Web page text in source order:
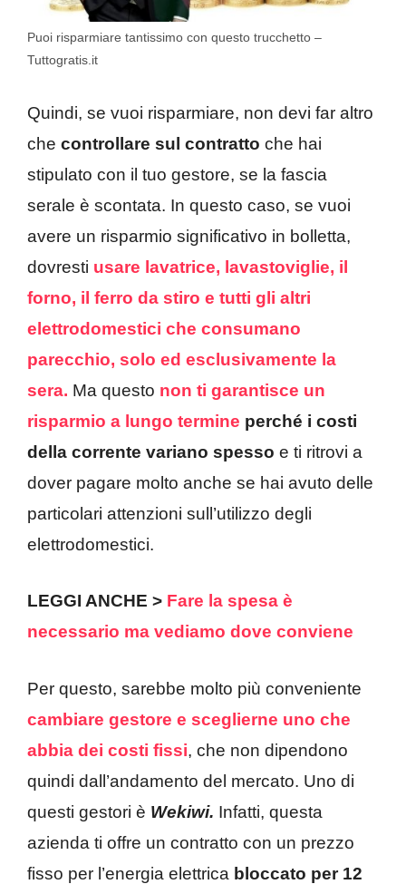
Puoi risparmiare tantissimo con questo trucchetto –
Tuttogratis.it
Quindi, se vuoi risparmiare, non devi far altro
che controllare sul contratto che hai
stipulato con il tuo gestore, se la fascia
serale è scontata. In questo caso, se vuoi
avere un risparmio significativo in bolletta,
dovresti usare lavatrice, lavastoviglie, il
forno, il ferro da stiro e tutti gli altri
elettrodomestici che consumano
parecchio, solo ed esclusivamente la
sera. Ma questo non ti garantisce un
risparmio a lungo termine perché i costi
della corrente variano spesso e ti ritrovi a
dover pagare molto anche se hai avuto delle
particolari attenzioni sull’utilizzo degli
elettrodomestici.
LEGGI ANCHE > Fare la spesa è
necessario ma vediamo dove conviene
Per questo, sarebbe molto più conveniente
cambiare gestore e sceglierne uno che
abbia dei costi fissi, che non dipendono
quindi dall’andamento del mercato. Uno di
questi gestori è Wekiwi. Infatti, questa
azienda ti offre un contratto con un prezzo
fisso per l’energia elettrica bloccato per 12